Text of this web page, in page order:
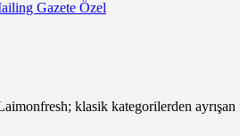
Gazete Özel
klasik kategorilerden